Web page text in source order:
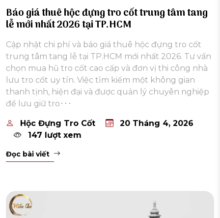
Báo giá thuê hộc đựng tro cốt trung tâm tang
lễ mới nhất 2026 tại TP.HCM
Cập nhật chi phí và báo giá thuê hộc đựng tro cốt
trung tâm tang lễ tại TP.HCM mới nhất 2026. Tư vấn
chọn mua hũ tro cốt cao cấp và đơn vị thi công nhà
lưu tro cốt uy tín. Việc tìm kiếm một không gian
thanh tịnh, hiện đại và được quản lý chuyên nghiệp
để lưu giữ tro･･･
Hộc Đựng Tro Cốt
20 Tháng 4, 2026
147 lượt xem
Đọc bài viết